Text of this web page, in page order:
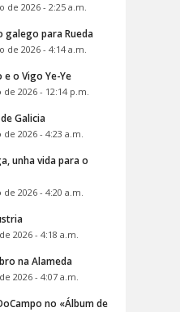
de 2026 - 2:25 a.m.
galego para Rueda
de 2026 - 4:14 a.m.
o Vigo Ye-Ye
de 2026 - 12:14 p.m.
Galicia
de 2026 - 4:23 a.m.
unha vida para o
de 2026 - 4:20 a.m.
2026 - 4:18 a.m.
na Alameda
2026 - 4:07 a.m.
no «Álbum de